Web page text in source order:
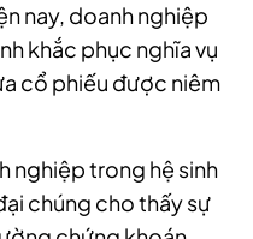
nay, doanh nghiệp
khắc phục nghĩa vụ
cổ phiếu được niêm
nghiệp trong hệ sinh
chúng cho thấy sự